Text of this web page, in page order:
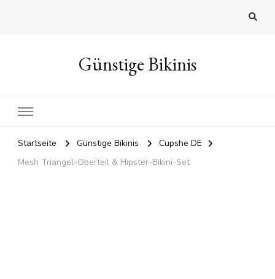
Günstige Bikinis
Startseite Günstige Bikinis
Cupshe DE
Mesh Triangel-Oberteil & Hipster-Bikini-Set